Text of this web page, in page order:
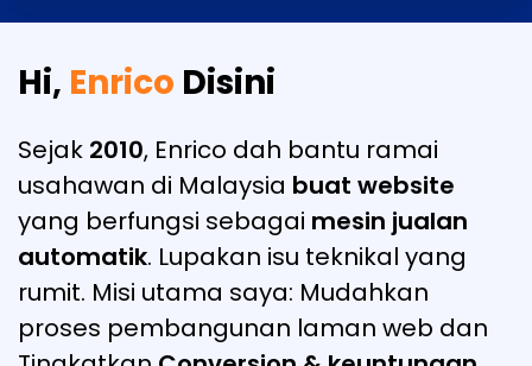
Hi, Enrico Disini
Sejak 2010, Enrico dah bantu ramai
usahawan di Malaysia buat website
yang berfungsi sebagai mesin jualan
automatik. Lupakan isu teknikal yang
rumit. Misi utama saya: Mudahkan
proses pembangunan laman web dan